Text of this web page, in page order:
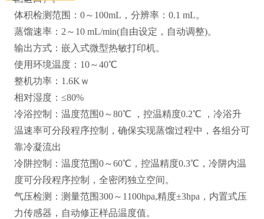
体积检测范围：0～100mL，分辨率：0.1 mL。
蒸馏速率：2～10 mL/min(自由设定，自动调整)。
输出方式：嵌入式微型热敏打印机。
使用环境温度：10～40℃
整机功率：1.6Kｗ
相对湿度：≤80%
冷浴控制：温度范围0～80℃ ，控温精度0.2℃ ，冷浴升
温速率可分段程序控制，确保实现蒸馏过程中，各组分可
靠冷凝流出
冷阱控制：温度范围0～60℃，控温精度0.3℃，冷阱内温
度可分段程序控制，全密闭独立空间。
气压检测：测量范围300～1100hpa,精度±3hpa，内置式压
力传感器，自动修正样品温度值。